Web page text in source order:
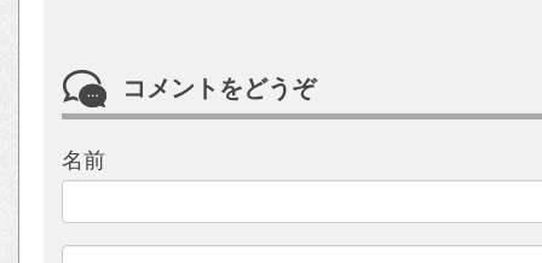
コメントをどうぞ
名前